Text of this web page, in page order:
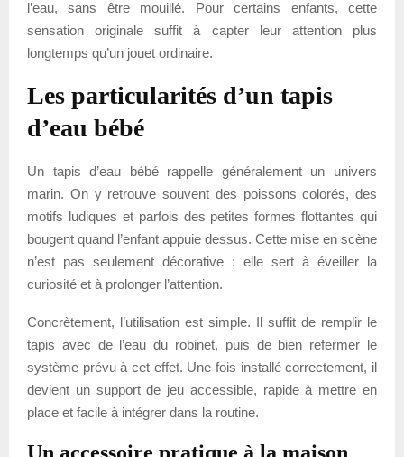
l’eau, sans être mouillé. Pour certains enfants, cette
sensation originale suffit à capter leur attention plus
longtemps qu’un jouet ordinaire.
Les particularités d’un tapis
d’eau bébé
Un tapis d’eau bébé rappelle généralement un univers
marin. On y retrouve souvent des poissons colorés, des
motifs ludiques et parfois des petites formes flottantes qui
bougent quand l’enfant appuie dessus. Cette mise en scène
n’est pas seulement décorative : elle sert à éveiller la
curiosité et à prolonger l’attention.
Concrètement, l’utilisation est simple. Il suffit de remplir le
tapis avec de l’eau du robinet, puis de bien refermer le
système prévu à cet effet. Une fois installé correctement, il
devient un support de jeu accessible, rapide à mettre en
place et facile à intégrer dans la routine.
Un accessoire pratique à la maison